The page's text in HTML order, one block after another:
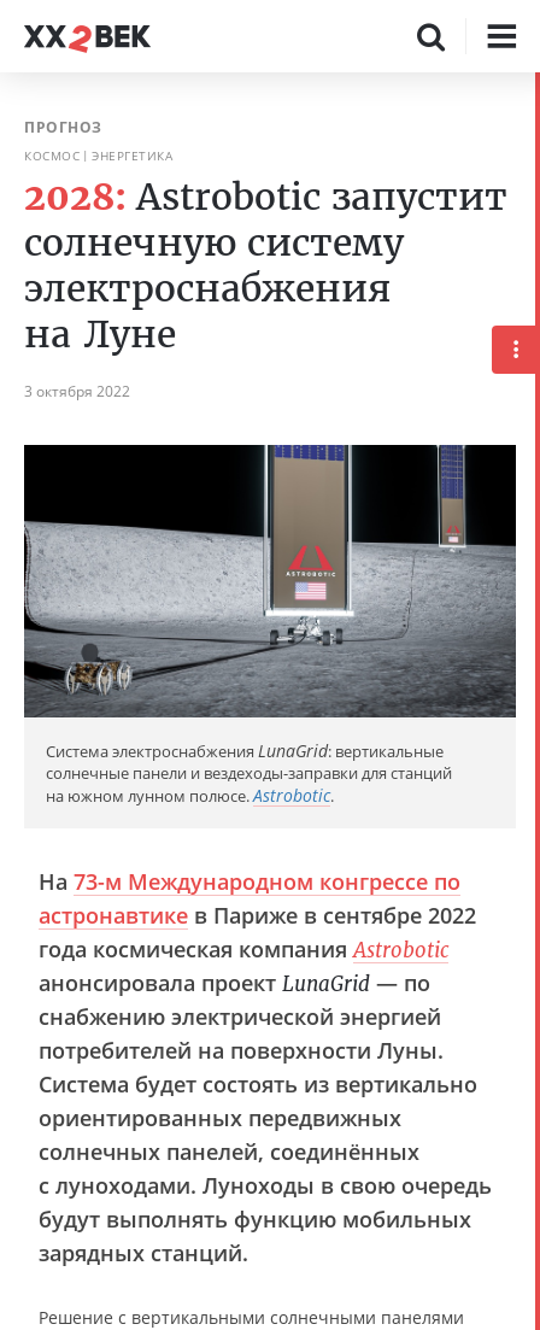
ПРОГНОЗ
КОСМОС ЭНЕРГЕТИКА
2028:Astrobotic запустит
солнечную систему
электроснабжения
на Луне
3 октября 2022
Система электроснабжения LunaGrid: вертикальные
солнечные панели и вездеходы-заправки для станций
на южном лунном полюсе.Astrobotic.
На 73-м Международном конгрессе по
астронавтике в Париже в сентябре 2022
года космическая компания Astrobotic
анонсировала проект LunaGrid — по
снабжению электрической энергией
потребителей на поверхности Луны.
Система будет состоять из вертикально
ориентированных передвижных
солнечных панелей, соединённых
с луноходами. Луноходы в свою очередь
будут выполнять функцию мобильных
зарядных станций.
Решение с вертикальными солнечными панелями